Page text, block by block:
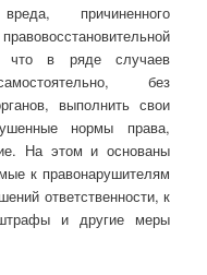
причиненного
что в ряде случаев
без
выполнить свои
нормы права,
На этом и основаны
к правонарушителям
ответственности, к
и другие меры